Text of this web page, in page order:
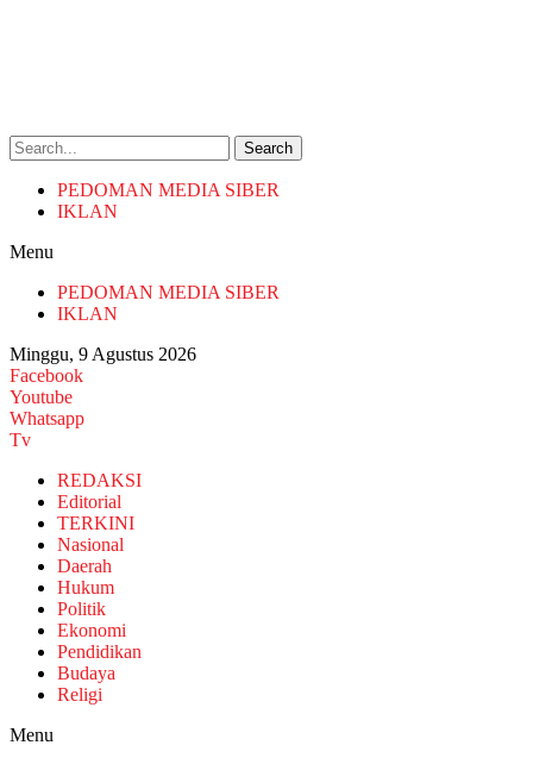
Search
PEDOMAN MEDIA SIBER
IKLAN
Menu
PEDOMAN MEDIA SIBER
IKLAN
Minggu, 9 Agustus 2026
Facebook
Youtube
Whatsapp
Tv
REDAKSI
Editorial
TERKINI
Nasional
Daerah
Hukum
Politik
Ekonomi
Pendidikan
Budaya
Religi
Menu